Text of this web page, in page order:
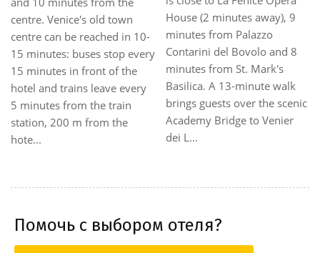
airport). 20 km to the nearest
station (jesolo - san dona' di
piave). 5 minute walk to the
nearest bus stop. 1 km to the
nearest fair site (palazzo del
turismo). Close to the beach.
The hotel is located on th...
business and leisure
travellers. Set directly on the
renowned Lista di Spagna,
this 18th-century Venetian
palace converted into a
boutique establishment
allows travellers ease of
access t...
Помочь с выбором отеля?